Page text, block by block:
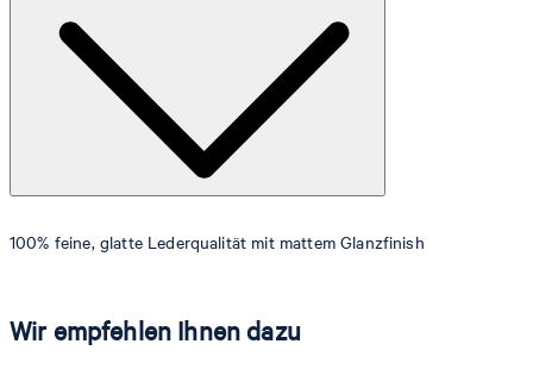
100% feine, glatte Lederqualität mit mattem Glanzfinish
Wir empfehlen Ihnen dazu